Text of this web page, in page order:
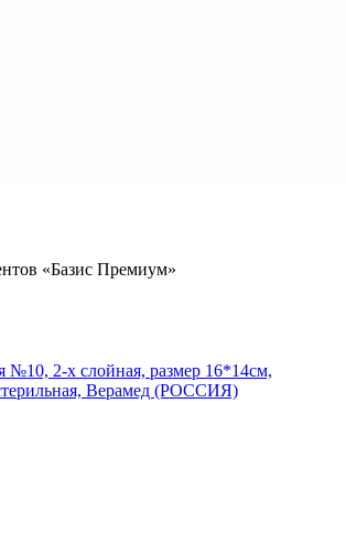
«Базис Премиум»
№10, 2-х слойная, размер 16*14см,
Верамед (РОССИЯ)